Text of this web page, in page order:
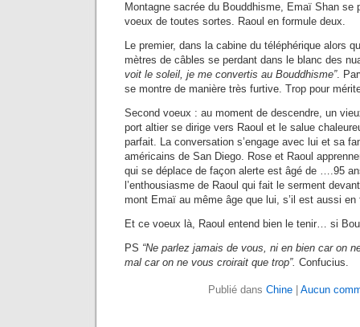
Montagne sacrée du Bouddhisme, Emaï Shan se
voeux de toutes sortes. Raoul en formule deux.
Le premier, dans la cabine du téléphérique alors
mètres de câbles se perdant dans le blanc des
voit le soleil, je me convertis au Bouddhisme”.
se montre de manière très furtive. Trop pour
Second voeux : au moment de descendre, un
port altier se dirige vers Raoul et le salue
parfait. La conversation s’engage avec lui et sa
américains de San Diego. Rose et Raoul
qui se déplace de façon alerte est âgé de ….95
l’enthousiasme de Raoul qui fait le serment
mont Emaï au même âge que lui, s’il est aussi en
Et ce voeux là, Raoul entend bien le tenir… si
PS “Ne parlez jamais de vous, ni en bien car on
mal car on ne vous croirait que trop”. Confucius.
Publié dans Chine Aucun